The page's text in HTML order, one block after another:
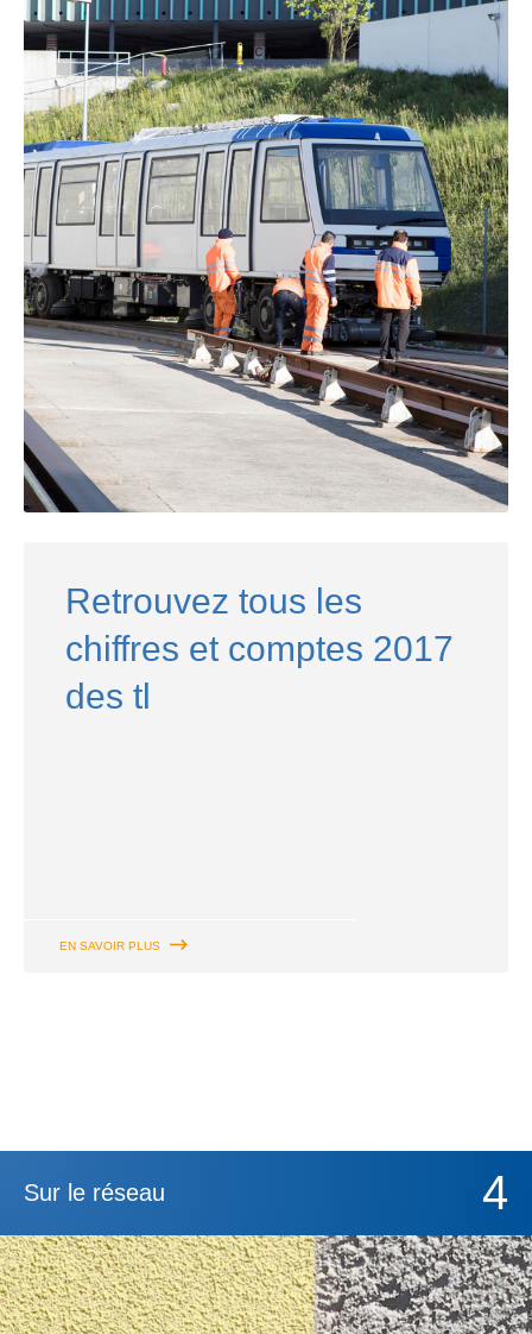
Retrouvez tous les
chiffres et comptes 2017
des tl
EN SAVOIR PLUS
Sur le réseau 4